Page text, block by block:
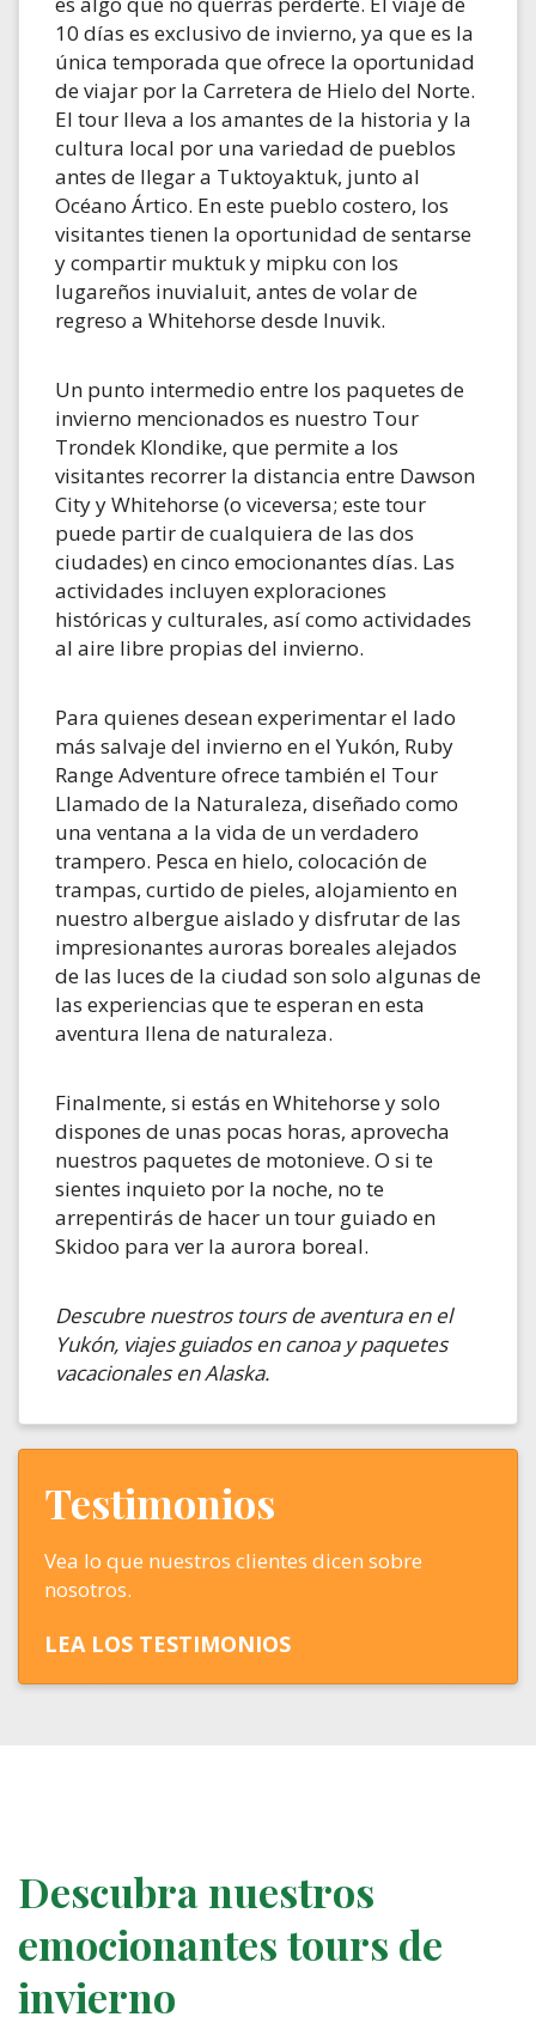
10 días es exclusivo de invierno, ya que es la
única temporada que ofrece la oportunidad
de viajar por la Carretera de Hielo del Norte.
El tour lleva a los amantes de la historia y la
cultura local por una variedad de pueblos
antes de llegar a Tuktoyaktuk, junto al
Océano Ártico. En este pueblo costero, los
visitantes tienen la oportunidad de sentarse
y compartir muktuk y mipku con los
lugareños inuvialuit, antes de volar de
regreso a Whitehorse desde Inuvik.
Un punto intermedio entre los paquetes de
invierno mencionados es nuestro Tour
Trondek Klondike, que permite a los
visitantes recorrer la distancia entre Dawson
City y Whitehorse (o viceversa; este tour
puede partir de cualquiera de las dos
ciudades) en cinco emocionantes días. Las
actividades incluyen exploraciones
históricas y culturales, así como actividades
al aire libre propias del invierno.
Para quienes desean experimentar el lado
más salvaje del invierno en el Yukón, Ruby
Range Adventure ofrece también el Tour
Llamado de la Naturaleza, diseñado como
una ventana a la vida de un verdadero
trampero. Pesca en hielo, colocación de
trampas, curtido de pieles, alojamiento en
nuestro albergue aislado y disfrutar de las
impresionantes auroras boreales alejados
de las luces de la ciudad son solo algunas de
las experiencias que te esperan en esta
aventura llena de naturaleza.
Finalmente, si estás en Whitehorse y solo
dispones de unas pocas horas, aprovecha
nuestros paquetes de motonieve. O si te
sientes inquieto por la noche, no te
arrepentirás de hacer un tour guiado en
Skidoo para ver la aurora boreal.
Descubre nuestros tours de aventura en el
Yukón, viajes guiados en canoa y paquetes
vacacionales en Alaska.
Testimonios
Vea lo que nuestros clientes dicen sobre
nosotros.
LEA LOS TESTIMONIOS
Descubra nuestros
emocionantes tours de
invierno